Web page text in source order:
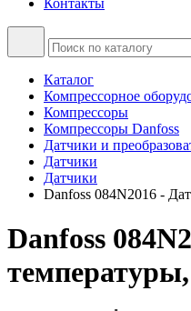
Контакты
Каталог
Компрессорное
Компрессоры
Компрессоры Danfoss
Датчики и
Датчики
Датчики
Danfoss 084N2016 -
Danfoss